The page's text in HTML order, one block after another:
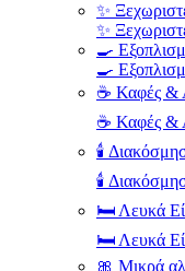
✨
✨
🍳
🍳
☕ Καφές &
☕ Καφές &
🕯️
🕯️
🛏️ Λευκά
🛏️ Λευκά
🎀 Μικρά